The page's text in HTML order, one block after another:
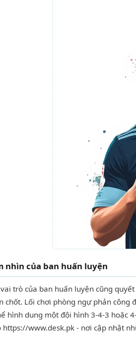
nhìn của ban huấn luyện
trò của ban huấn luyện cũng
chốt. Lối chơi phòng ngự phản
hình dung một đội hình 3-4-3 hoặc
www.desk.pk - nơi cập nhật